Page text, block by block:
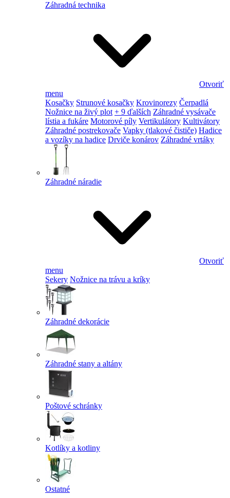
Záhradná technika
Otvoriť
menu
Kosačky Strunové kosačky Krovinorezy Čerpadlá
Nožnice na živý plot + 9 ďalších Záhradné vysávače
lístia a fukáre Motorové píly Vertikulátory Kultivátory
Záhradné postrekovače Vapky (tlakové čističe) Hadice
a vozíky na hadice Drviče konárov Záhradné vrtáky
Záhradné náradie
Otvoriť
menu
Sekery Nožnice na trávu a kríky
Záhradné dekorácie
Záhradné stany a altány
Poštové schránky
Kotlíky a kotliny
Ostatné